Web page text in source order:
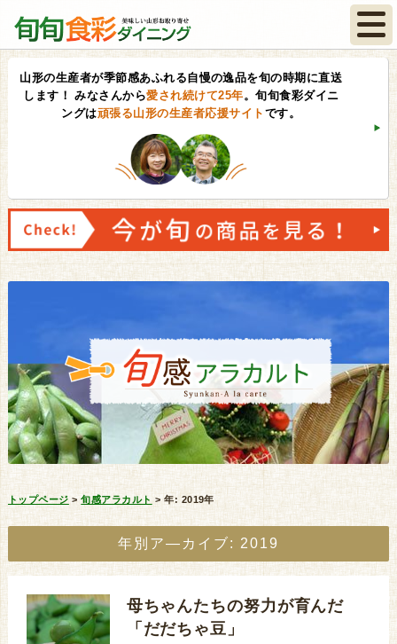
山形の生産者が季節感あふれる自慢の逸品を旬の時期に直送
します！ みなさんから愛され続けて25年。旬旬食彩ダイニ
ングは頑張る山形の生産者応援サイト です。
トップページ >旬感アラカルト >年: 2019年
年別ア―カイブ: 2019
母ちゃんたちの努力が育んだ
「だだちゃ豆」